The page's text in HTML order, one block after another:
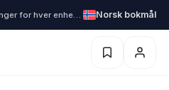
Norsk bokmål